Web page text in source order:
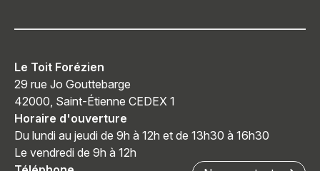
Le Toit Forézien
29 rue Jo Gouttebarge
42000, Saint-Étienne CEDEX 1
Horaire d'ouverture
Du lundi au jeudi de 9h à 12h et de 13h30 à 16h30
Le vendredi de 9h à 12h